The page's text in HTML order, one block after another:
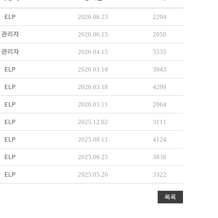
ELP 2026.06.23 2294
관리자 2026.06.15 2050
관리자 2026.04.15 5535
ELP 2026.03.18 3943
ELP 2026.03.18 4299
ELP 2026.03.11 2064
ELP 2025.12.02 3111
ELP 2025.08.11 4124
ELP 2025.06.23 3838
ELP 2025.05.20 3322
목록